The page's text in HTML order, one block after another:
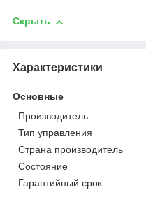
Скрыть
Характеристики
Основные
Производитель
Тип управления
Страна производитель
Состояние
Гарантийный срок